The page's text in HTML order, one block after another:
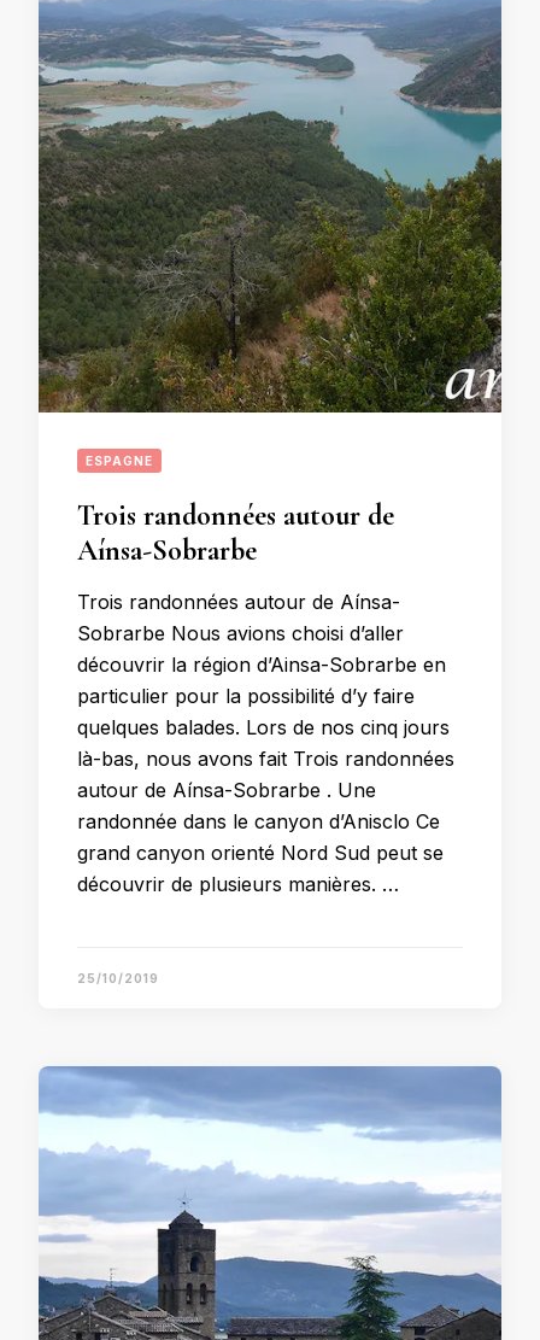
ESPAGNE
Trois randonnées autour de
Aínsa-Sobrarbe
Trois randonnées autour de Aínsa-
Sobrarbe Nous avions choisi d’aller
découvrir la région d’Ainsa-Sobrarbe en
particulier pour la possibilité d’y faire
quelques balades. Lors de nos cinq jours
là-bas, nous avons fait Trois randonnées
autour de Aínsa-Sobrarbe . Une
randonnée dans le canyon d’Anisclo Ce
grand canyon orienté Nord Sud peut se
découvrir de plusieurs manières. …
25/10/2019